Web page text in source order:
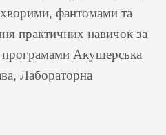
фантомами та
практичних навичок за
програмами Акушерська
Лабораторна